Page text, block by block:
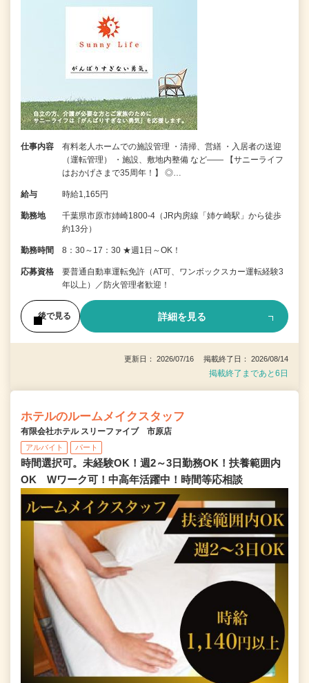
仕事内容
有料老人ホームでの施設管理 ・清掃、営繕 ・入居者の送迎
（運転管理） ・施設、敷地内整備 など―― 【サニーライフ
はおかげさまで35周年！】 ◎…
給与 時給1,165円
勤務地
千葉県市原市姉崎1800-4（JR内房線「姉ケ崎駅」から徒歩
約13分）
勤務時間 8：30～17：30 ★週1日～OK！
応募資格
要普通自動車運転免許（AT可、ワンボックスカー運転経験3
年以上）／防火管理者歓迎！
後で見る 詳細を見る
更新日： 2026/07/16 掲載終了日： 2026/08/14
掲載終了まであと6日
ホテルのルームメイクスタッフ
有限会社ホテル スリーファイブ 市原店
アルバイト パート
時間選択可。未経験OK！週2～3日勤務OK！扶養範囲内
OK Wワーク可！中高年活躍中！時間等応相談